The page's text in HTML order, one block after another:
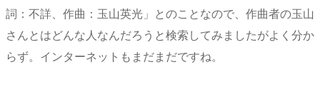
詞：不詳、作曲：玉山英光」とのことなので、作曲者の玉山
さんとはどんな人なんだろうと検索してみましたがよく分か
らず。インターネットもまだまだですね。